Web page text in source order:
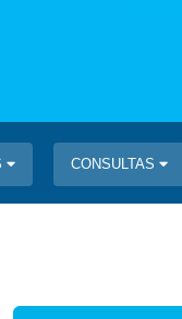
CONSULTAS